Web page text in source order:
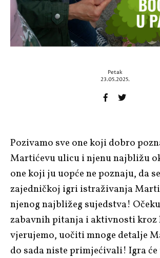
Petak
23.05.2025.
Pozivamo sve one koji dobro
Martićevu ulicu i njenu najbližu
one koji ju uopće ne poznaju, da
zajedničkoj igri istraživanja
njenog najbližeg sujedstva!
zabavnih pitanja i aktivnosti kroz
vjerujemo, uočiti mnoge detalje
do sada niste primjećivali! Igra